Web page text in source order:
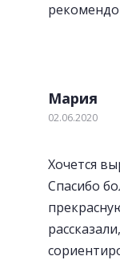
Мария
02.06.2020
Хочется
Спасибо